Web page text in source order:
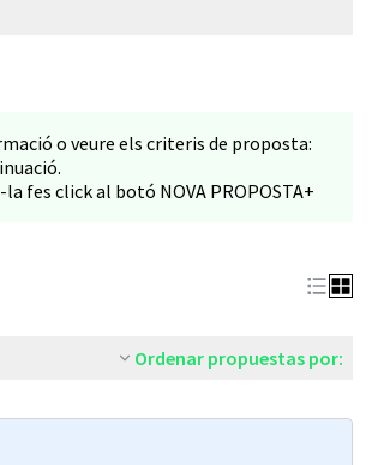
o veure els criteris de proposta:
fes click al botó NOVA PROPOSTA+
Ordenar propuestas por: